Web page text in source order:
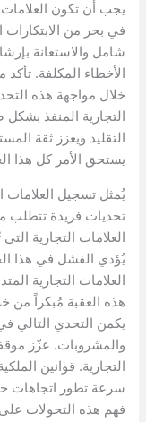
يجب أن تكون العلامات
في بحر من الابتكارات
شامل والاستعانة
الأخطاء المكلفة.
خلال مواجهة هذه
التجارية المنفذ
التقليد ويعزز ثقة
يستحق الأمر كل هذا
يُمثل تسجيل العلامات
تحديات فريدة تتطلب
العلامات التجارية
يُؤدي الفشل في هذا
العلامات التجارية
هذه العقبة مُبكراً من
يكمن التحدي التالي في
والمشروبات. عزّز
التجارية. قوانين
سرعة تطور اتجاهات
فهم هذه التحولات